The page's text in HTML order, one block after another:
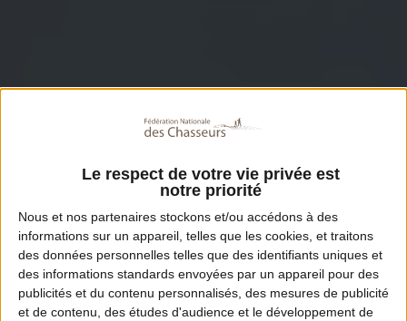
Le respect de votre vie privée est
notre priorité
Nous et nos partenaires stockons et/ou accédons à des
informations sur un appareil, telles que les cookies, et traitons
des données personnelles telles que des identifiants uniques et
des informations standards envoyées par un appareil pour des
publicités et du contenu personnalisés, des mesures de publicité
et de contenu, des études d'audience et le développement de